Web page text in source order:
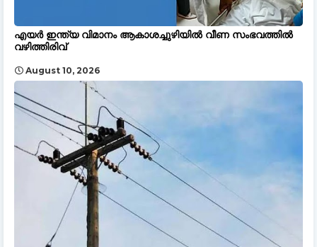
എയർ ഇന്ത്യ വിമാനം ആകാശച്ചുഴിയിൽ വീണ സംഭവത്തിൽ
വഴിത്തിരിവ്
August 10, 2026